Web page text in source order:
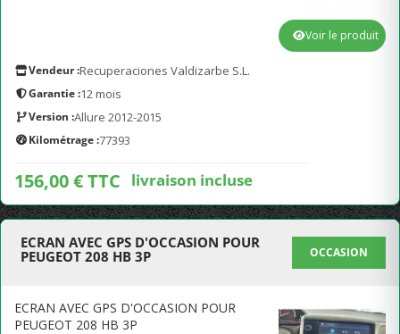
Vendeur :Recuperaciones Valdizarbe S.L.
Garantie :12 mois
Version :Allure 2012-2015
Kilométrage :77393
156,00 € TTC livraison incluse
Voir le produit
ECRAN AVEC GPS D'OCCASION POUR
PEUGEOT 208 HB 3P
OCCASION
ECRAN AVEC GPS D'OCCASION POUR
PEUGEOT 208 HB 3P